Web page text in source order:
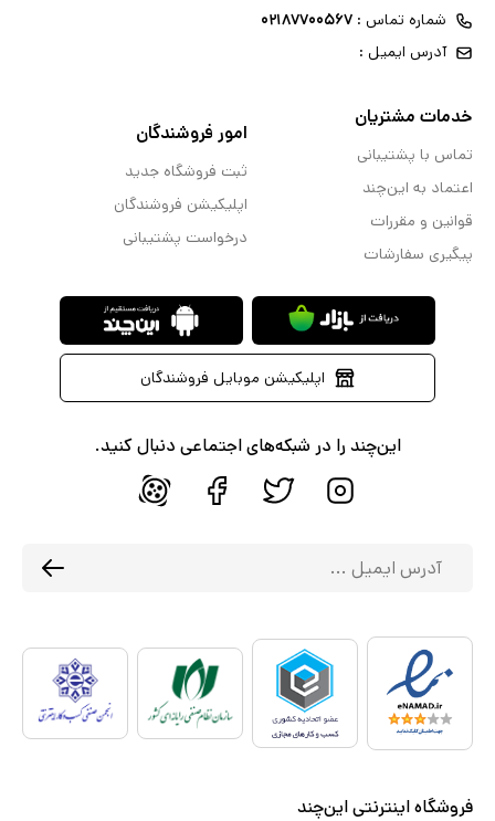
شماره تماس : ۰۲۱۸۷۷۰۰۵۶۷
آدرس ایمیل :
خدمات مشتریان
تماس با پشتیبانی
اعتماد به این‌چند
قوانین و مقررات
پیگیری سفارشات
امور فروشندگان
ثبت فروشگاه جدید
اپلیکیشن فروشندگان
درخواست پشتیبانی
اپلیکیشن موبایل فروشندگان
این‌چند را در شبکه‌های اجتماعی دنبال کنید.
فروشگاه اینترنتی این‌چند